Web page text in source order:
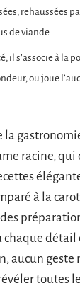
rehaussées
de viande.
il s’associe à la
ou joue
la
racine, qui
à la
détail
aucun geste
toutes